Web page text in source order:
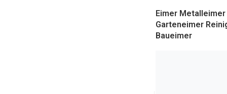
Eimer
Garteneimer
Baueimer